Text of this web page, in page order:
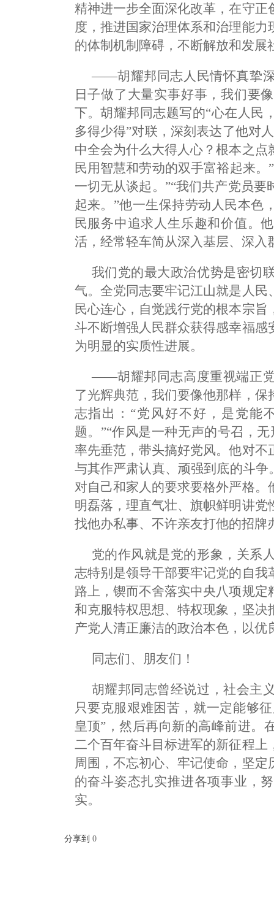
精神进一步全面深化改革，在守
度，推进国家治理体系和治理能
的体制机制障碍，不断解放和发
——胡耀邦同志人民情怀真挚
日子做了大量实事好事，我们要
下。胡耀邦同志题写的“心在人民
多得少得”对联，深刻表达了他对
中全会为什么大得人心？根本之
民用智慧和劳动的双手富裕起来
一切无从谈起。”“我们共产党员
起来。”他一生保持劳动人民本色
民服务中追求人生乐趣和价值。
活，经常轻车简从深入基层、深
我们党的最大政治优势是密切
气。全党同志要牢记江山就是人
民心连心，自觉践行党的根本宗
斗不断增强人民群众获得感幸福
为明显的实质性进展。
——胡耀邦同志高度重视端正
了光辉典范，我们要像他那样，
志指出：“党风好不好，是党能
题。”“作风是一种无声的号召，
率先垂范，带头搞好党风。他对
与其作严肃认真、顽强到底的斗
对自己和家人的要求要格外严格
明磊落，理直气壮、旗帜鲜明讲
找他办私事、不许亲友打他的招牌
党的作风就是党的形象，关系
志特别是领导干部要牢记党的自
路上，锲而不舍落实中央八项规
和克服特权思想、特权现象，坚
产党人清正廉洁的政治本色，以优
同志们、朋友们！
胡耀邦同志曾经说过，社会主
只要克服艰难困苦，就一定能够
皇顶”，然后再向新的高峰前进。
二个百年奋斗目标进军的新征程
周围，不忘初心、牢记使命，坚
的奋斗姿态扎实推进各项事业，
实。
分享到 0